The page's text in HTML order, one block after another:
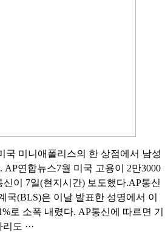
국 미니애폴리스의 한 상점에서 남성
AP연합뉴스7월 미국 고용이 2만3000
이 7일(현지시간) 보도했다.AP통신
국(BLS)은 이날 발표한 성명에서 이
로 소폭 내렸다. AP통신에 따르면 기
도 ···